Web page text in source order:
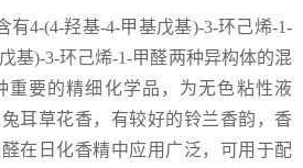
有4-(4-羟基-4-甲基戊基)-3-环己烯-1-
基)-3-环己烯-1-甲醛两种异构体的混
重要的精细化学品，为无色粘性液
耳草花香，有较好的铃兰香韵，香
在日化香精中应用广泛，可用于配